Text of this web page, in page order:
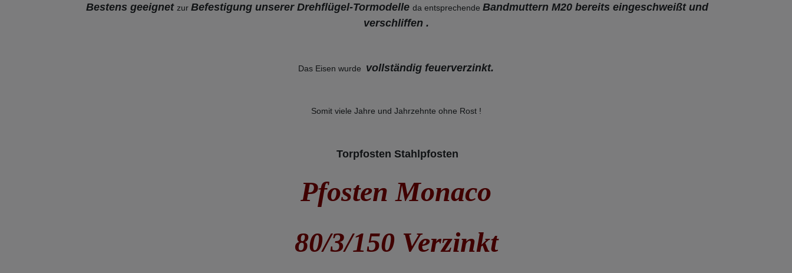
Bestens geeignet zur Befestigung unserer Drehflügel-Tormodelle da entsprechende Bandmuttern M20 bereits eingeschweißt und
verschliffen .
Das Eisen wurde vollständig feuerverzinkt.
Somit viele Jahre und Jahrzehnte ohne Rost !
Torpfosten Stahlpfosten
Pfosten Monaco
80/3/150 Verzinkt